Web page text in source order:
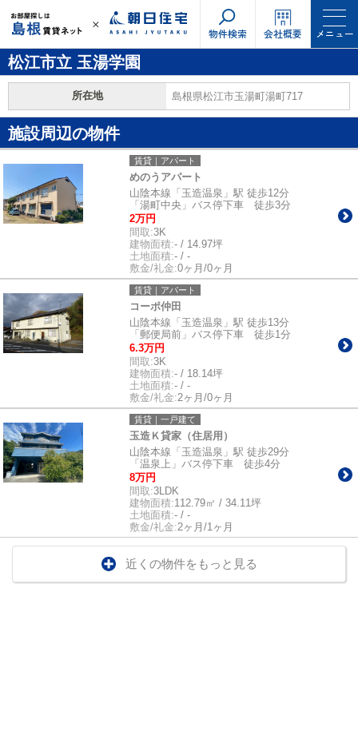
物件検索 会社概要 メニュー
松江市立 玉湯学園
所在地 島根県松江市玉湯町湯町717
施設周辺の物件
賃貸｜アパート
めのうアパート
山陰本線「玉造温泉」駅 徒歩12分
「湯町中央」バス停下車 徒歩3分
2万円
間取:3K
建物面積:- / 14.97坪
土地面積:- / -
敷金/礼金:0ヶ月/0ヶ月
賃貸｜アパート
コーポ仲田
山陰本線「玉造温泉」駅 徒歩13分
「郵便局前」バス停下車 徒歩1分
6.3万円
間取:3K
建物面積:- / 18.14坪
土地面積:- / -
敷金/礼金:2ヶ月/0ヶ月
賃貸｜一戸建て
玉造Ｋ貸家（住居用）
山陰本線「玉造温泉」駅 徒歩29分
「温泉上」バス停下車 徒歩4分
8万円
間取:3LDK
建物面積:112.79㎡ / 34.11坪
土地面積:- / -
敷金/礼金:2ヶ月/1ヶ月
近くの物件をもっと見る